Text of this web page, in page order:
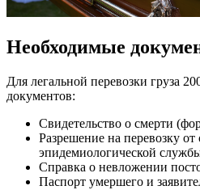
Необходимые
Для легальной перевозки груза
документов:
Свидетельство о смерти
Разрешение на перевозку от
эпидемиологической
Справка о невложении
Паспорт умершего и